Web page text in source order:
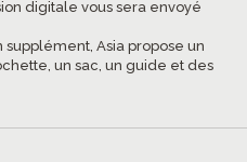
digitale vous sera envoyé
Asia propose un
un sac, un guide et des